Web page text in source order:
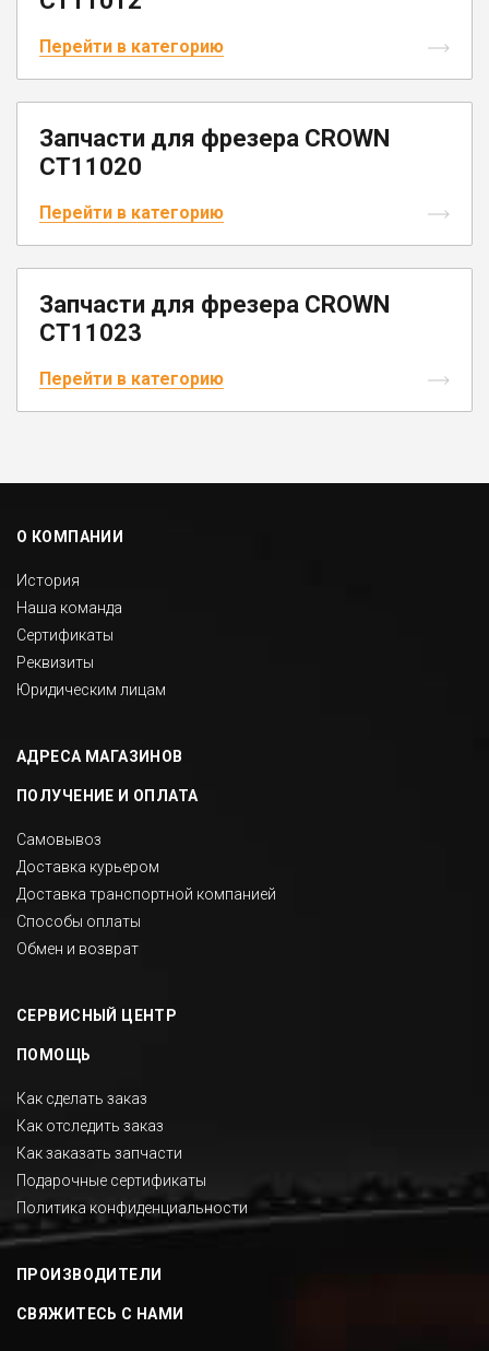
Перейти в категорию
Запчасти для фрезера CROWN
CT11020
Перейти в категорию
Запчасти для фрезера CROWN
CT11023
Перейти в категорию
О КОМПАНИИ
История
Наша команда
Сертификаты
Реквизиты
Юридическим лицам
АДРЕСА МАГАЗИНОВ
ПОЛУЧЕНИЕ И ОПЛАТА
Самовывоз
Доставка курьером
Доставка транспортной компанией
Способы оплаты
Обмен и возврат
СЕРВИСНЫЙ ЦЕНТР
ПОМОЩЬ
Как сделать заказ
Как отследить заказ
Как заказать запчасти
Подарочные сертификаты
Политика конфиденциальности
ПРОИЗВОДИТЕЛИ
СВЯЖИТЕСЬ С НАМИ